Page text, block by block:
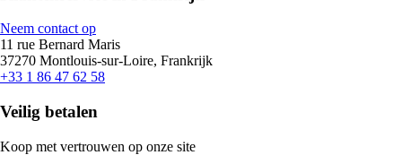
Neem contact op
11 rue Bernard Maris
37270 Montlouis-sur-Loire, Frankrijk
+33 1 86 47 62 58
Veilig betalen
Koop met vertrouwen op onze site